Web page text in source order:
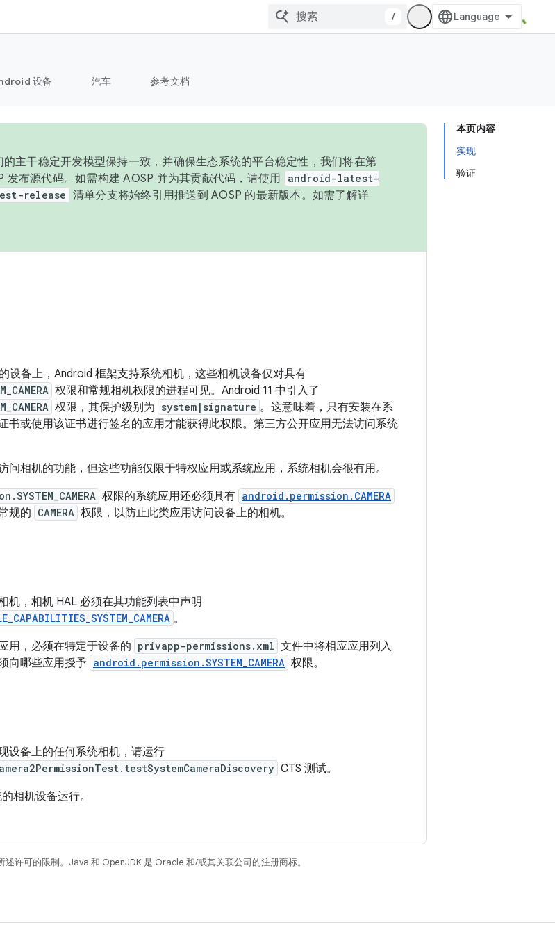
/
设备 汽车 参考文档
本页内容
实现
验证
主干稳定开发模型保持一致，并确保生态系统的平台稳定性，我们将在第
发布源代码。如需构建 AOSP 并为其贡献代码，请使用
android-latest-
release 清单分支将始终引用推送到 AOSP 的最新版本。如需了解详
设备上，Android 框架支持系统相机，这些相机设备仅对具有
权限和常规相机权限的进程可见。Android 11 中引入了
权限，其保护级别为 system|signature 。这意味着，只有安装在系
书或使用该证书进行签名的应用才能获得此权限。第三方公开应用无法访问系统
问相机的功能，但这些功能仅限于特权应用或系统应用，系统相机会很有用。
权限的系统应用还必须具有 android.permission.CAMERA
规的 CAMERA 权限，以防止此类应用访问设备上的相机。
机，相机 HAL 必须在其功能列表中声明
。
用，必须在特定于设备的 privapp-permissions.xml 文件中将相应应用列入
向哪些应用授予 android.permission.SYSTEM_CAMERA 权限。
设备上的任何系统相机，请运行
CTS 测试。
相机设备运行。
述许可的限制。Java 和 OpenJDK 是 Oracle 和/或其关联公司的注册商标。